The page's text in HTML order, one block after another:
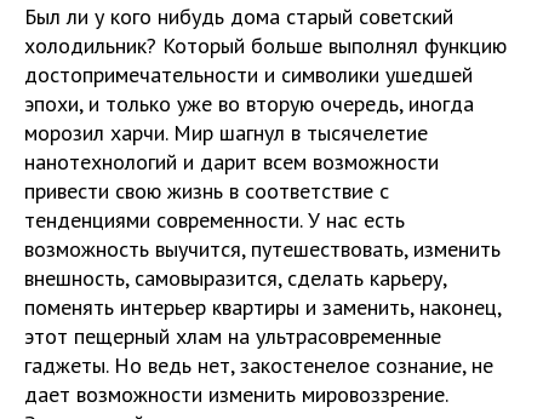
Был ли у кого нибудь дома старый советский
холодильник? Который больше выполнял функцию
достопримечательности и символики ушедшей
эпохи, и только уже во вторую очередь, иногда
морозил харчи. Мир шагнул в тысячелетие
нанотехнологий и дарит всем возможности
привести свою жизнь в соответствие с
тенденциями современности. У нас есть
возможность выучится, путешествовать, изменить
внешность, самовыразится, сделать карьеру,
поменять интерьер квартиры и заменить, наконец,
этот пещерный хлам на ультрасовременные
гаджеты. Но ведь нет, закостенелое сознание, не
дает возможности изменить мировоззрение.